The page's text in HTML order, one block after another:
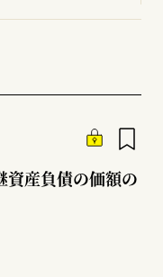
資産負債の価額の